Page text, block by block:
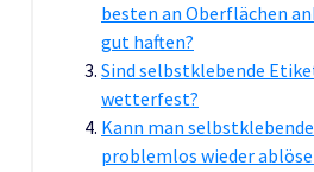
besten an Oberflächen
gut haften?
Sind selbstklebende
wetterfest?
Kann man
problemlos wieder